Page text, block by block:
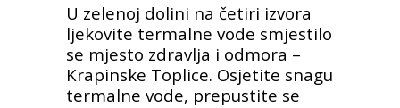
U zelenoj dolini na četiri izvora
ljekovite termalne vode smjestilo
se mjesto zdravlja i odmora –
Krapinske Toplice. Osjetite snagu
termalne vode, prepustite se